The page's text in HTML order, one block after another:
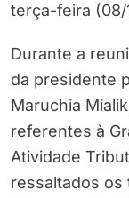
terça-feira (08/
Durante a
da presidente
Maruchia
referentes à
Atividade
ressaltados os